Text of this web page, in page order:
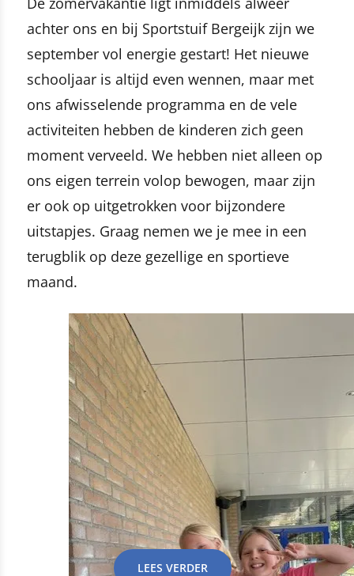
achter ons en bij Sportstuif Bergeijk zijn we
september vol energie gestart! Het nieuwe
schooljaar is altijd even wennen, maar met
ons afwisselende programma en de vele
activiteiten hebben de kinderen zich geen
moment verveeld. We hebben niet alleen op
ons eigen terrein volop bewogen, maar zijn
er ook op uitgetrokken voor bijzondere
uitstapjes. Graag nemen we je mee in een
terugblik op deze gezellige en sportieve
maand.
LEES VERDER